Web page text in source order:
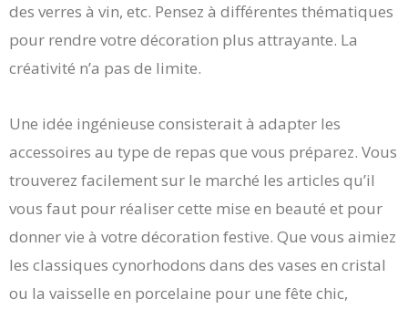
des verres à vin, etc. Pensez à différentes thématiques
pour rendre votre décoration plus attrayante. La
créativité n’a pas de limite.
Une idée ingénieuse consisterait à adapter les
accessoires au type de repas que vous préparez. Vous
trouverez facilement sur le marché les articles qu’il
vous faut pour réaliser cette mise en beauté et pour
donner vie à votre décoration festive. Que vous aimiez
les classiques cynorhodons dans des vases en cristal
ou la vaisselle en porcelaine pour une fête chic,